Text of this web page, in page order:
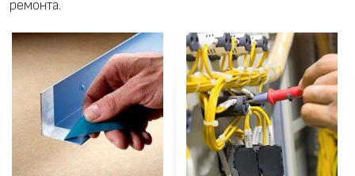
ремонта.